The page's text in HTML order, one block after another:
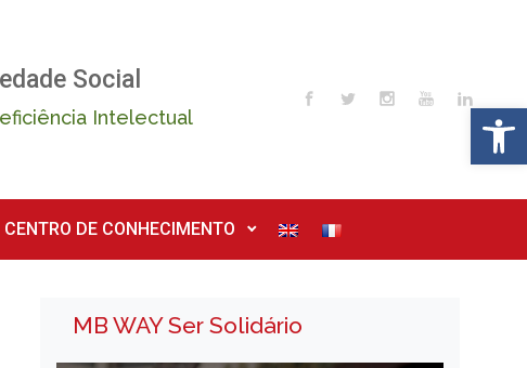
Social
Intelectual
CENTRO DE CONHECIMENTO
MB WAY Ser Solidário